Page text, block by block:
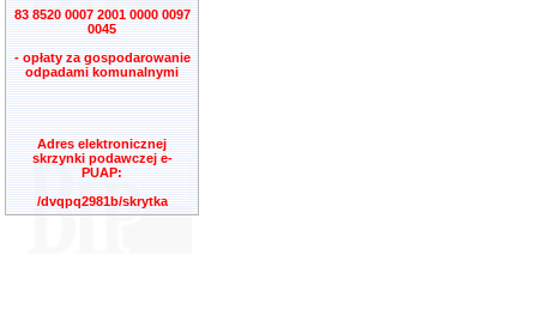
83 8520 0007 2001 0000 0097
0045
- opłaty za gospodarowanie
odpadami komunalnymi
Adres elektronicznej
skrzynki podawczej e-
PUAP:
/dvqpq2981b/skrytka